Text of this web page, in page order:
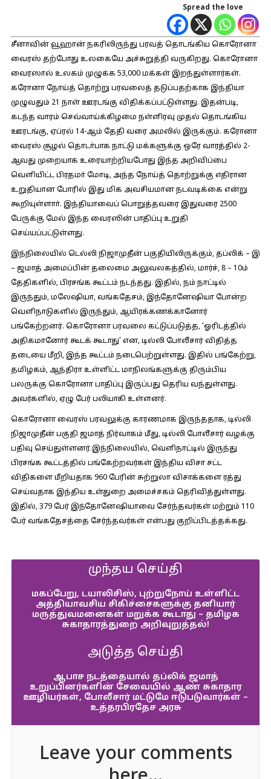
Spread the love
சீனாவின் வூஹான் நகரிலிருந்து பரவத் தொடங்கிய கொரோனா
வைரஸ் தற்போது உலகையே அச்சுறுத்தி வருகிறது. கொரோனா
வைரஸால் உலகம் முழுக்க 53,000 மக்கள் இறந்துள்ளார்கள்.
கரோனா நோய்த் தொற்று பரவலைத் தடுப்பதற்காக இந்தியா
முழுவதும் 21 நாள் ஊரடங்கு விதிக்கப்பட்டுள்ளது. இதன்படி,
கடந்த வாரம் செவ்வாய்க்கிழமை நள்ளிரவு முதல் தொடங்கிய
ஊரடங்கு, ஏப்ரல் 14-ஆம் தேதி வரை அமலில் இருக்கும். கரோனா
வைரஸ் சூழல் தொடா்பாக நாட்டு மக்களுக்கு ஒரே வாரத்தில் 2-
ஆவது முறையாக உரையாற்றியபோது இந்த அறிவிப்பை
வெளியிட்ட பிரதமா் மோடி, அந்த நோய்த் தொற்றுக்கு எதிரான
உறுதியான போரில் இது மிக அவசியமான நடவடிக்கை என்று
கூறியுள்ளாா். இந்தியாவைப் பொறுத்தவரை இதுவரை 2500
பேருக்கு மேல் இந்த வைரஸின் பாதிப்பு உறுதி
செய்யப்பட்டுள்ளது.
இந்நிலையில் டெல்லி நிஜாமுதீன் பகுதியிலிருக்கும், தப்லிக் – இ
– ஜமாத் அமைப்பின் தலைமை அலுவலகத்தில், மார்ச், 8 – 10ம்
தேதிகளில், பிரசங்க கூட்டம் நடந்தது. இதில், நம் நாட்டில்
இருந்தும், மலேஷியா, வங்கதேசம், இந்தோனேஷியா போன்ற
வெளிநாடுகளில் இருந்தும், ஆயிரக்கணக்கானோர்
பங்கேற்றனர். கொரோனா பரவலை கட்டுப்படுத்த, ‘ஓரிடத்தில்
அதிகமானோர் கூடக் கூடாது’ என, டில்லி போலீசார் விதித்த
தடையை மீறி, இந்த கூட்டம் நடைபெற்றுள்ளது. இதில் பங்கேற்று,
தமிழகம், ஆந்திரா உள்ளிட்ட மாநிலங்களுக்கு திரும்பிய
பலருக்கு கொரோனா பாதிப்பு இருப்பது தெரிய வந்துள்ளது.
அவர்களில், ஏழு பேர் பலியாகி உள்ளனர்.
கொரோனா வைரஸ் பரவலுக்கு காரணமாக இருந்ததாக, டில்லி
நிஜாமுதீன் பகுதி ஜமாத் நிர்வாகம் மீது, டில்லி போலீசார் வழக்கு
பதிவு செய்துள்ளனர்.இந்நிலையில், வெளிநாட்டில் இருந்து
பிரசங்க கூட்டத்தில் பங்கேற்றவர்கள் இந்திய விசா சட்ட
விதிகளை மீறியதாக 960 பேரின் சுற்றுலா விசாக்களை ரத்து
செய்வதாக இந்திய உள்துறை அமைச்சகம் தெரிவித்துள்ளது.
இதில், 379 பேர் இந்தோனேஷியாவை சேர்ந்தவர்கள் மற்றும் 110
பேர் வங்கதேசத்தை சேர்ந்தவர்கள் என்பது குறிப்பிடத்தக்கது.
முந்தய செய்தி
மகப்பேறு, டயாலிசிஸ், புற்றுநோய் உள்ளிட்ட
அத்தியாவசிய சிகிச்சைகளுக்கு தனியார்
மருத்துவமனைகள் மறுக்க கூடாது – தமிழக
சுகாதாரத்துறை அறிவுறுத்தல்!
அடுத்த செய்தி
ஆபாச நடத்தையால் தப்லிக் ஜமாத்
உறுப்பினர்களின் சேவையில் ஆண் சுகாதார
ஊழியர்கள், போலீசார் மட்டுமே ஈடுபடுவார்கள் –
உத்தரபிரதேச அரசு
Leave your comments